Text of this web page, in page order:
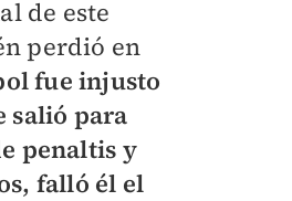
de este
perdió en
fue injusto
salió para
penaltis y
falló él el